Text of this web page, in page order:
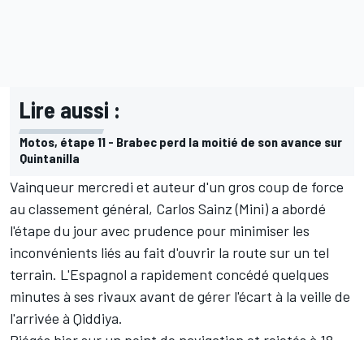
Lire aussi :
Motos, étape 11 - Brabec perd la moitié de son avance sur
Quintanilla
Vainqueur mercredi et auteur d'un gros coup de force
au classement général, Carlos Sainz(Mini) a abordé
l'étape du jour avec prudence pour minimiser les
inconvénients liés au fait d'ouvrir la route sur un tel
terrain. L'Espagnol a rapidement concédé quelques
minutes à ses rivaux avant de gérer l'écart à la veille de
l'arrivée à Qiddiya.